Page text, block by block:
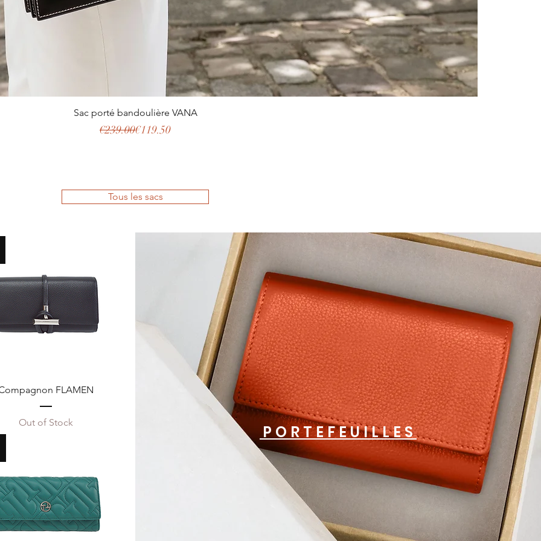
Quick View
Sac porté bandoulière VANA
Regular Price
€239.00Sale Price
€119.50
Tous les sacs
FLAMEN
Out of Stock PORTEFEUILLES